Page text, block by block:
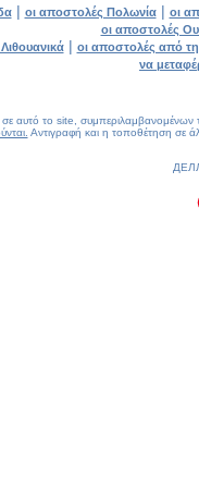
| οι αποστολές Πολωνία| οι
οι αποστολές
| οι αποστολές από
να
το site, συμπεριλαμβανομένων
Αντιγραφή και η τοποθέτηση σε